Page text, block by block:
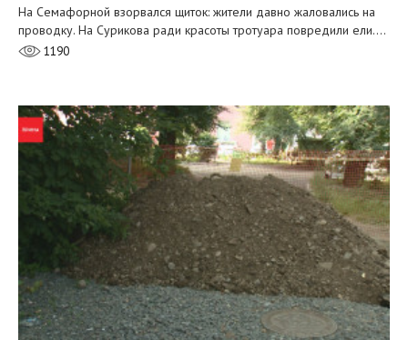
На Семафорной взорвался щиток: жители давно жаловались на
проводку. На Сурикова ради красоты тротуара повредили ели.…
1190